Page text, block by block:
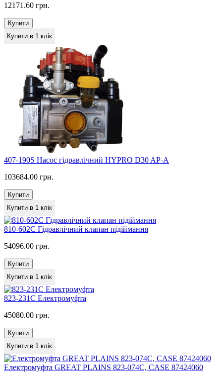
12171.60 грн.
Купити
Купити в 1 клік
407-190S Насос гідравлічний HYPRO D30 AP-A
103684.00 грн.
Купити
Купити в 1 клік
810-602C Гідравлічний клапан підіймання
54096.00 грн.
Купити
Купити в 1 клік
823-231C Електромуфта
45080.00 грн.
Купити
Купити в 1 клік
Електромуфта GREAT PLAINS 823-074C, CASE 87424060